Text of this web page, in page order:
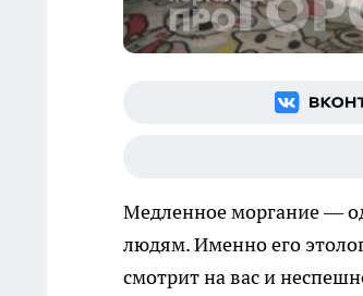
Медленное моргание —
людям. Именно его
смотрит на вас и